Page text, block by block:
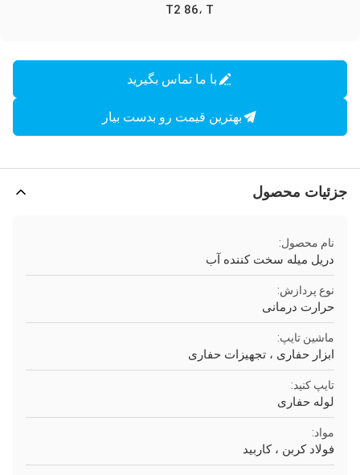
T2 86، T
با ما تماس بگیرید
بهترین قیمت رو بدست بیار
جزئیات محصول
نام محصول:
دریل میله سخت کننده آب
نوع پردازش:
حرارت درمانی
ماشین تایپ:
ابزار حفاری ، تجهیزات حفاری
تایپ کنید:
لوله حفاری
مواد:
فولاد کربن ، کاربید